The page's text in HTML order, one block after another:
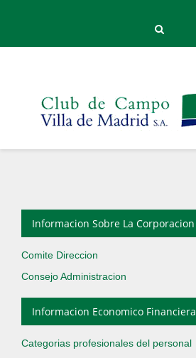
Informacion Sobre La Corporacion
Comite Direccion
Consejo Administracion
Informacion Economico Financiera
Categorias profesionales del personal